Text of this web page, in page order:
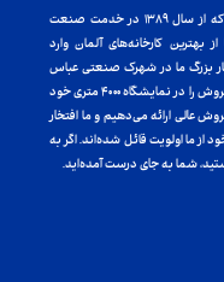
به وبسایت امانی پلاست خوش آمدید. ما افتخار می‌کنیم که از سال ۱۳۸۹ در خدمت صنعت
کارخانه‌های آلمان وارد
بزرگ ما در شهرک صنعتی عباس
آباد، در کمتر از پنج روز، ماشین‌آلات تزریق پلاستیک آماده‌ی فروش را در نمایشگاه ۴۰۰۰ متری خود
عالی ارائه می‌دهیم و ما افتخار
ما اولویت قائل شده‌اند. اگر به
شما به جای درست آمده‌اید.